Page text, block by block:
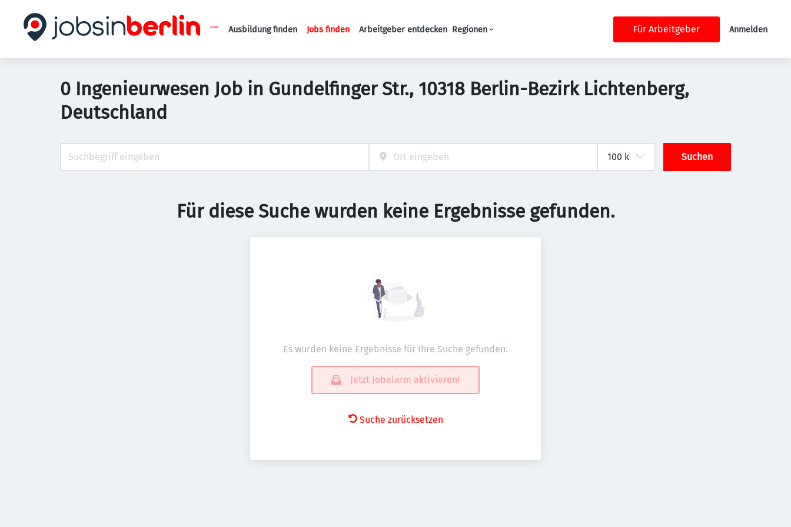
Haupt-Navigation
Ausbildung finden Jobs finden Arbeitgeber entdecken Regionen Für Arbeitgeber Anmelden
0 Ingenieurwesen Job in Gundelfinger Str., 10318 Berlin-Bezirk Lichtenberg,
Deutschland
Suchen
Für diese Suche wurden keine Ergebnisse gefunden.
Es wurden keine Ergebnisse für Ihre Suche gefunden.
Jetzt Jobalarm aktivieren!
Suche zurücksetzen